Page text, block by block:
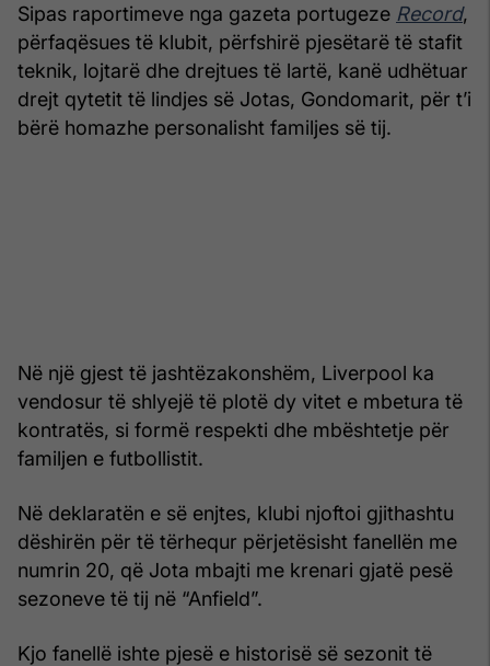
Sipas raportimeve nga gazeta portugeze Record,
përfaqësues të klubit, përfshirë pjesëtarë të stafit
teknik, lojtarë dhe drejtues të lartë, kanë udhëtuar
drejt qytetit të lindjes së Jotas, Gondomarit, për t’i
bërë homazhe personalisht familjes së tij.
Në një gjest të jashtëzakonshëm, Liverpool ka
vendosur të shlyejë të plotë dy vitet e mbetura të
kontratës, si formë respekti dhe mbështetje për
familjen e futbollistit.
Në deklaratën e së enjtes, klubi njoftoi gjithashtu
dëshirën për të tërhequr përjetësisht fanellën me
numrin 20, që Jota mbajti me krenari gjatë pesë
sezoneve të tij në “Anfield”.
Kjo fanellë ishte pjesë e historisë së sezonit të